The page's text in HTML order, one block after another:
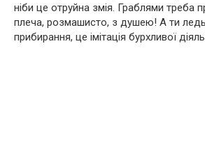
ніби це отруйна змія. Граблями треба
плеча, розмашисто, з душею! А ти
прибирання, це імітація бурхливої